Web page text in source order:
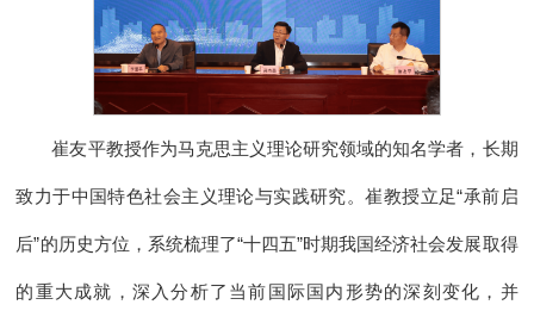
崔友平教授作为马克思主义理论研究领域的知名学者，长期
致力于中国特色社会主义理论与实践研究。崔教授立足“承前启
后”的历史方位，系统梳理了“十四五”时期我国经济社会发展取得
的重大成就，深入分析了当前国际国内形势的深刻变化，并